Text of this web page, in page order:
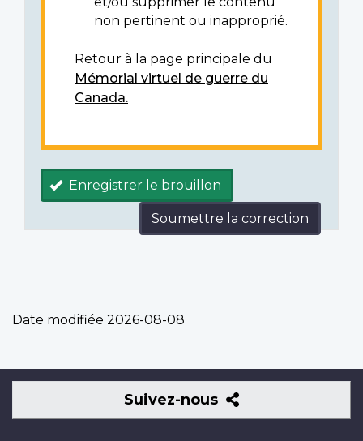
non pertinent ou inapproprié.
Retour à la page principale du
Mémorial virtuel de guerre du
Canada.
Enregistrer le brouillon
Soumettre la correction
Date modifiée 2026-08-08
Suivez-nous
Suivez-
nous